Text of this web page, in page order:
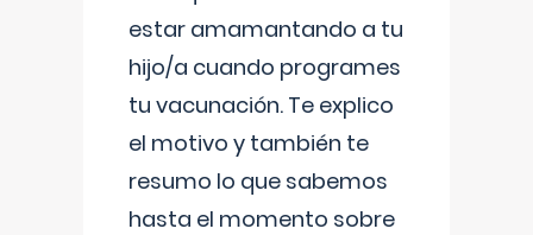
estar amamantando a tu
hijo/a cuando programes
tu vacunación. Te explico
el motivo y también te
resumo lo que sabemos
hasta el momento sobre